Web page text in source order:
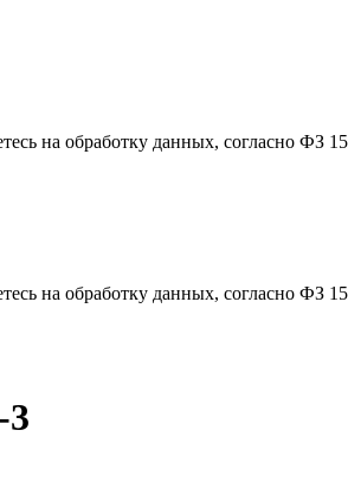
на обработку данных, согласно ФЗ
на обработку данных, согласно ФЗ
3